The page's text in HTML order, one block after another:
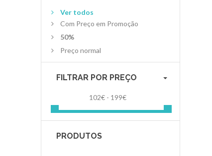
Ver todos
Com Preço em Promoção
50%
Preço normal
FILTRAR POR PREÇO
102€ - 199€
PRODUTOS